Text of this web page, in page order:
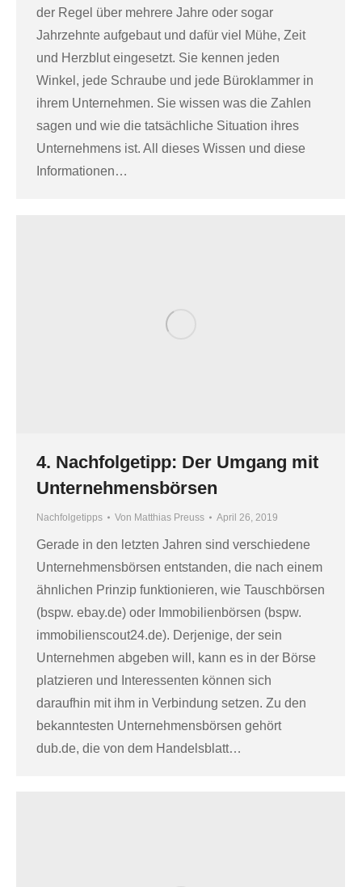
der Regel über mehrere Jahre oder sogar
Jahrzehnte aufgebaut und dafür viel Mühe, Zeit
und Herzblut eingesetzt. Sie kennen jeden
Winkel, jede Schraube und jede Büroklammer in
ihrem Unternehmen. Sie wissen was die Zahlen
sagen und wie die tatsächliche Situation ihres
Unternehmens ist. All dieses Wissen und diese
Informationen…
4. Nachfolgetipp: Der Umgang mit
Unternehmensbörsen
Nachfolgetipps Von Matthias Preuss April 26, 2019
Gerade in den letzten Jahren sind verschiedene
Unternehmensbörsen entstanden, die nach einem
ähnlichen Prinzip funktionieren, wie Tauschbörsen
(bspw. ebay.de) oder Immobilienbörsen (bspw.
immobilienscout24.de). Derjenige, der sein
Unternehmen abgeben will, kann es in der Börse
platzieren und Interessenten können sich
daraufhin mit ihm in Verbindung setzen. Zu den
bekanntesten Unternehmensbörsen gehört
dub.de, die von dem Handelsblatt…